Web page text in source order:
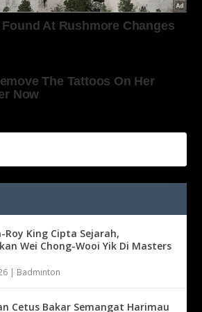
Roy King Cipta Sejarah,
Wei Chong-Wooi Yik Di Masters
Badminton
Cetus Bakar Semangat Harimau